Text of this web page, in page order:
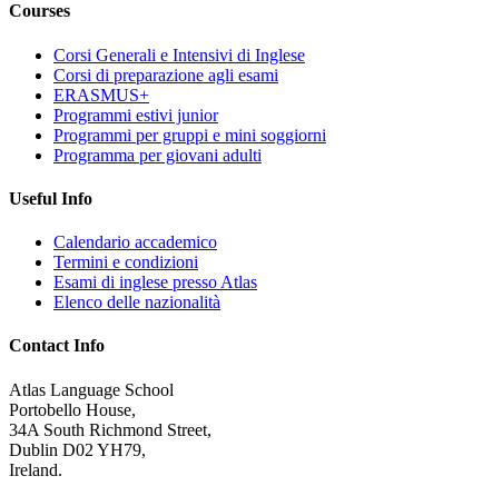
Courses
Corsi Generali e Intensivi di Inglese
Corsi di preparazione agli esami
ERASMUS+
Programmi estivi junior
Programmi per gruppi e mini soggiorni
Programma per giovani adulti
Useful Info
Calendario accademico
Termini e condizioni
Esami di inglese presso Atlas
Elenco delle nazionalità
Contact Info
Atlas Language School
Portobello House,
34A South Richmond Street,
Dublin D02 YH79,
Ireland.